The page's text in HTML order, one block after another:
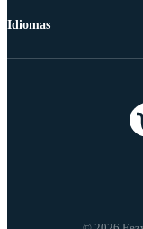
Idiomas